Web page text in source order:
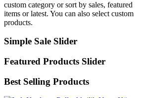
custom category or sort by sales, featured
items or latest. You can also select custom
products.
Simple Sale Slider
Featured Products Slider
Best Selling Products